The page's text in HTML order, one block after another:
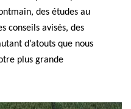
des études au
conseils avisés, des
d’atouts que nous
plus grande